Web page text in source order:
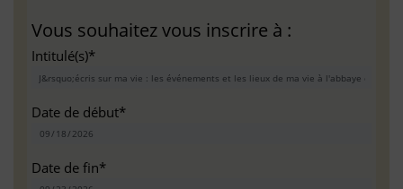
Vous souhaitez vous inscrire à :
Intitulé(s)*
Date de début*
Date de fin*